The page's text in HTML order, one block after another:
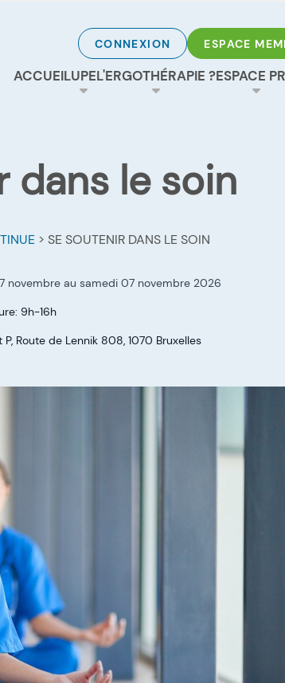
CONNEXION ESPACE
ACCUEILUPEL'ERGOTHÉRAPIE ?ESPACE
dans le soin
> SE SOUTENIR DANS LE SOIN
novembre au samedi 07 novembre 2026
9h-16h
Route de Lennik 808, 1070 Bruxelles